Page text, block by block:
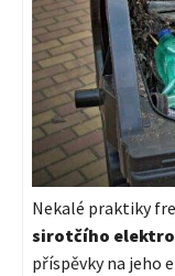
Nekalé praktiky
sirotčího
příspěvky na jeho